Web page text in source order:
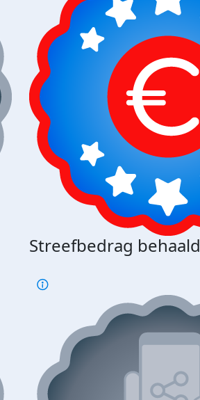
Streefbedrag behaald